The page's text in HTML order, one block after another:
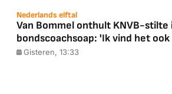
Nederlands elftal
Van Bommel onthult KNVB-stilte
bondscoachsoap: 'Ik vind het
Gisteren, 13:33